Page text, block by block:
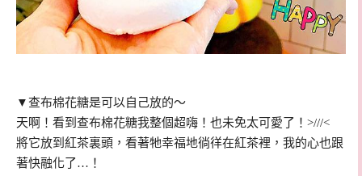
▼查布棉花糖是可以自己放的～
天啊！看到查布棉花糖我整個超嗨！也未免太可愛了！>///<
將它放到紅茶裏頭，看著牠幸福地徜徉在紅茶裡，我的心也跟
著快融化了…！